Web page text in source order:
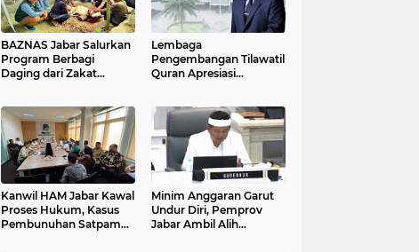
BAZNAS Jabar Salurkan
Program Berbagi
Daging dari Zakat
Purwakarta
Lembaga
Pengembangan Tilawatil
Quran Apresiasi
Langsung MTQ Jabar
Kanwil HAM Jabar Kawal
Proses Hukum, Kasus
Pembunuhan Satpam
Minim Anggaran Garut
Undur Diri, Pemprov
Jabar Ambil Alih